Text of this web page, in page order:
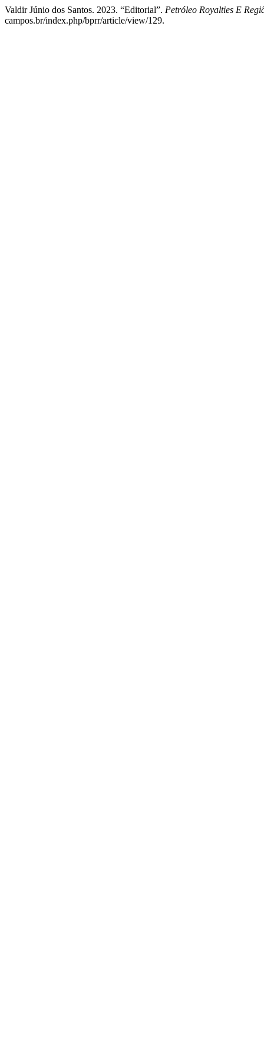
Valdir Júnio dos Santos. 2023. “Editorial”. Petróleo Royalties E
campos.br/index.php/bprr/article/view/129.